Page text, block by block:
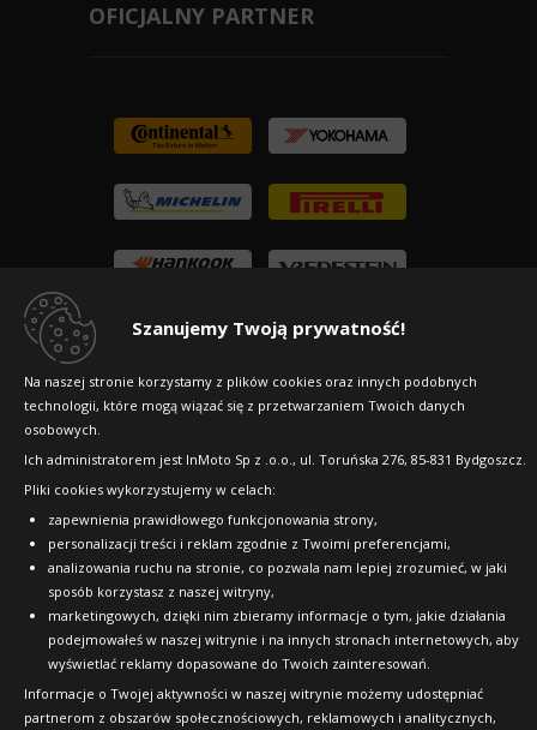
Szanujemy Twoją prywatność!
Na naszej stronie korzystamy z plików cookies oraz innych podobnych
technologii, które mogą wiązać się z przetwarzaniem Twoich danych
osobowych.
Ich administratorem jest InMoto Sp z .o.o., ul. Toruńska 276, 85-831 Bydgoszcz.
Pliki cookies wykorzystujemy w celach:
zapewnienia prawidłowego funkcjonowania strony,
personalizacji treści i reklam zgodnie z Twoimi preferencjami,
analizowania ruchu na stronie, co pozwala nam lepiej zrozumieć, w jaki
sposób korzystasz z naszej witryny,
marketingowych, dzięki nim zbieramy informacje o tym, jakie działania
podejmowałeś w naszej witrynie i na innych stronach internetowych, aby
wyświetlać reklamy dopasowane do Twoich zainteresowań.
Informacje o Twojej aktywności w naszej witrynie możemy udostępniać
partnerom z obszarów społecznościowych, reklamowych i analitycznych,
OFICJALNY PARTNER
Copyright © 2010-2026 24opony.pl. Wszelkie
prawa zastrzeżone.